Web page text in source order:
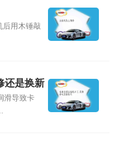
后用木锤敲
还是换新
滑导致卡